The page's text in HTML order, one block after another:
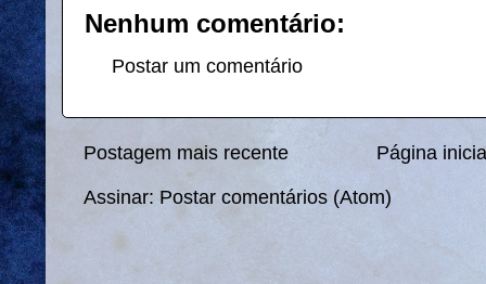
Nenhum comentário:
Postar um comentário
Postagem mais recente Página
Assinar: Postar comentários (Atom)